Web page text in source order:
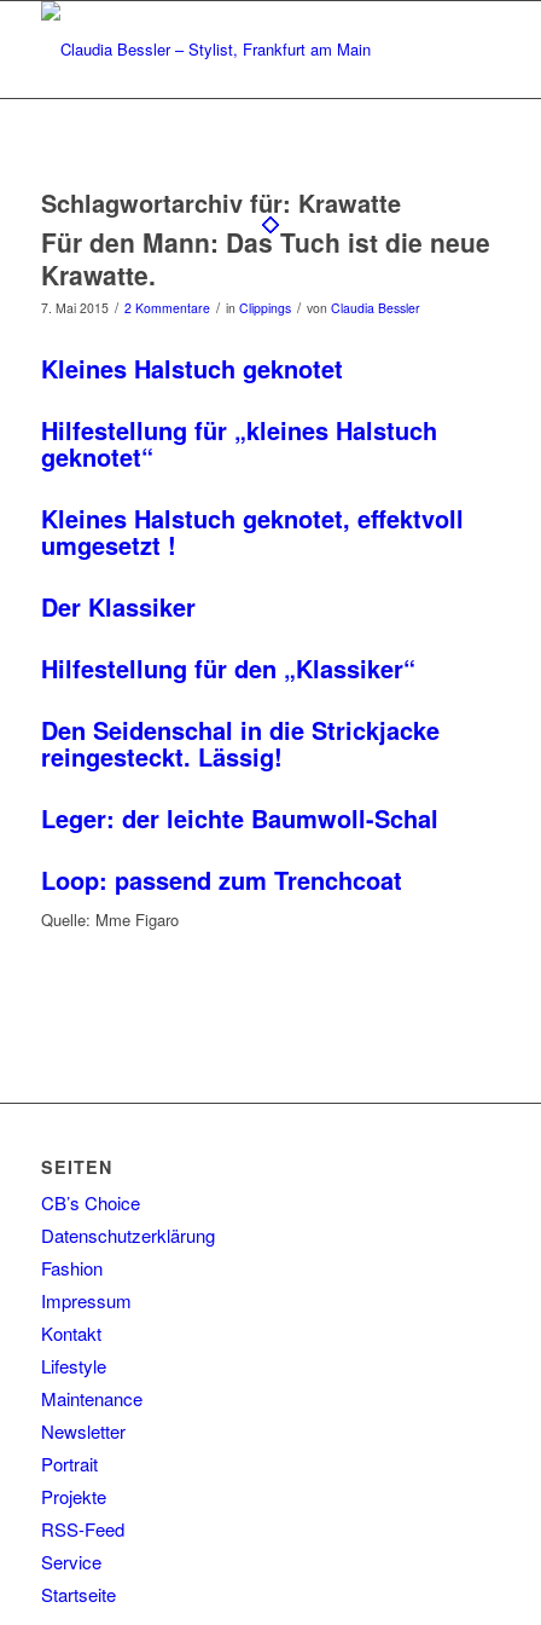
Schlagwortarchiv für: Krawatte
Für den Mann: Das Tuch ist die neue
Krawatte.
7. Mai 2015 / 2 Kommentare / in Clippings / von Claudia Bessler
Kleines Halstuch geknotet
Hilfestellung für „kleines Halstuch
geknotet“
Kleines Halstuch geknotet, effektvoll
umgesetzt !
Der Klassiker
Hilfestellung für den „Klassiker“
Den Seidenschal in die Strickjacke
reingesteckt. Lässig!
Leger: der leichte Baumwoll-Schal
Loop: passend zum Trenchcoat
Quelle: Mme Figaro
SEITEN
CB’s Choice
Datenschutzerklärung
Fashion
Impressum
Kontakt
Lifestyle
Maintenance
Newsletter
Portrait
Projekte
RSS-Feed
Service
Startseite